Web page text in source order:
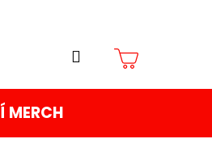
MERCH
PřihlášeníNákupní